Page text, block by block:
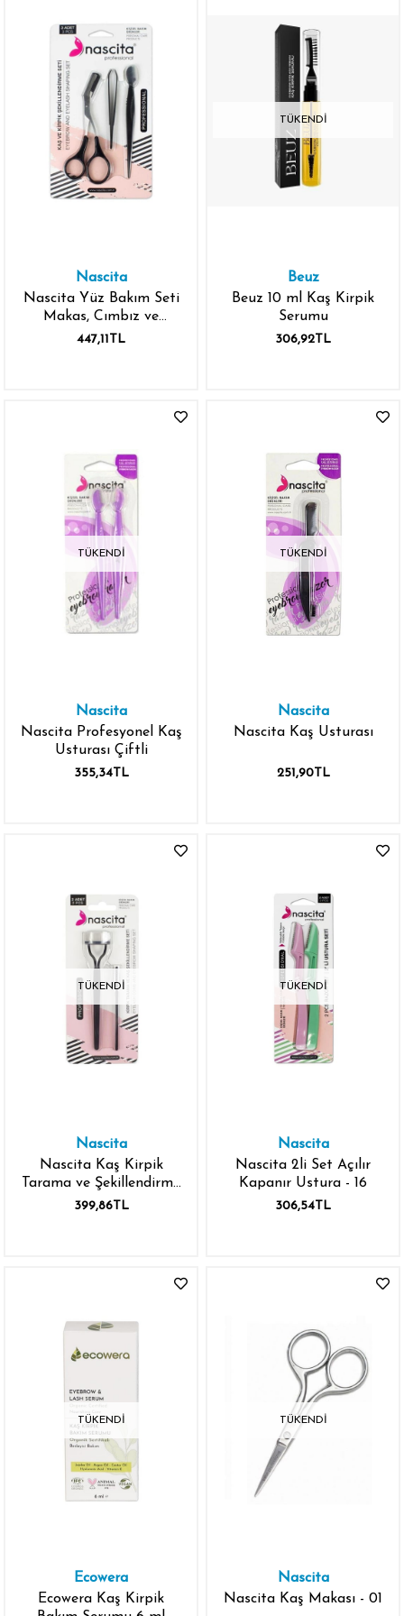
Nascita
Nascita Yüz Bakım Seti
Makas, Cımbız ve
Ustura - 11
447,11TL
TÜKENDI
Beuz
Beuz 10 ml Kaş Kirpik
Serumu
306,92TL
TÜKENDI
Nascita
Nascita Profesyonel Kaş
Usturası Çiftli
355,34TL
TÜKENDI
Nascita
Nascita Kaş Usturası
251,90TL
TÜKENDI
Nascita
Nascita Kaş Kirpik
Tarama ve Şekillendirme
Seti
399,86TL
TÜKENDI
Nascita
Nascita 2li Set Açılır
Kapanır Ustura - 16
306,54TL
TÜKENDI
Ecowera
Ecowera Kaş Kirpik
TÜKENDI
Nascita
Nascita Kaş Makası - 01